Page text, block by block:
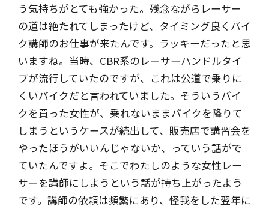
う気持ちがとても強かった。残念ながらレーサー
の道は絶たれてしまったけど、タイミング良くバイ
ク講師のお仕事が来たんです。ラッキーだったと思
いますね。当時、CBR系のレーサーハンドルタイ
プが流行していたのですが、これは公道で乗りに
くいバイクだと言われていました。そういうバイ
クを買った女性が、乗れないままバイクを降りて
しまうというケースが続出して、販売店で講習会を
やったほうがいいんじゃないか、っていう話がで
ていたんですよ。そこでわたしのような女性レー
サーを講師にしようという話が持ち上がったよう
です。講師の依頼は頻繁にあり、怪我をした翌年に